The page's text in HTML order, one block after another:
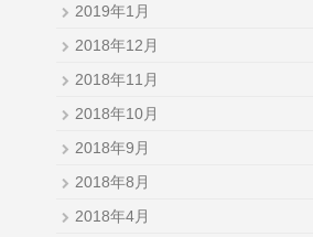
2019年1月
2018年12月
2018年11月
2018年10月
2018年9月
2018年8月
2018年4月